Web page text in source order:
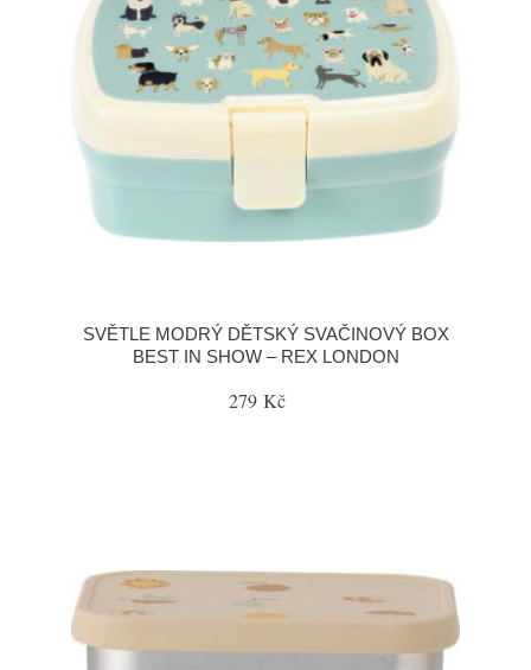
SVĚTLE MODRÝ DĚTSKÝ SVAČINOVÝ BOX
BEST IN SHOW – REX LONDON
279 Kč